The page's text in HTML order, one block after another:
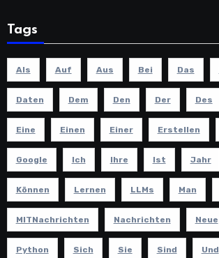
Tags
Als Auf Aus Bei Das
Daten Dem Den Der Des
Eine Einen Einer Erstellen
Google Ich Ihre Ist Jahr
Können Lernen LLMs Man
MITNachrichten Nachrichten Neue
Python Sich Sie Sind Und